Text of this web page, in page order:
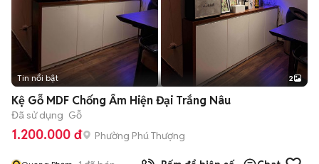
Tin nổi bật 2
Kệ Gỗ MDF Chống Ẩm Hiện Đại Trắng Nâu
Đã sử dụng Gỗ
1.200.000 đ Phường Phú Thượng